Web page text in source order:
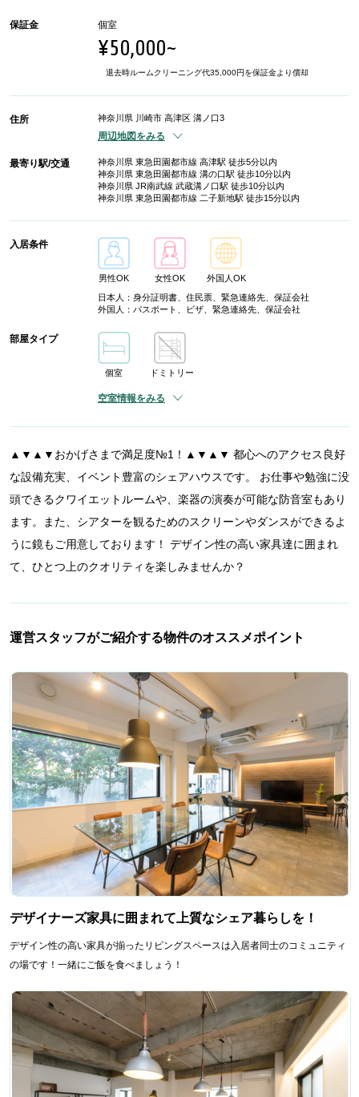
保証金 個室
¥50,000~
退去時ルームクリーニング代35,000円を保証金より償却
住所 神奈川県 川崎市 高津区 溝ノ口3
周辺地図をみる
最寄り駅/交通
神奈川県 東急田園都市線 高津駅 徒歩5分以内
神奈川県 東急田園都市線 溝の口駅 徒歩10分以内
神奈川県 JR南武線 武蔵溝ノ口駅 徒歩10分以内
神奈川県 東急田園都市線 二子新地駅 徒歩15分以内
入居条件
男性OK 女性OK
外国人OK
日本人：身分証明書、住民票、緊急連絡先、保証会社
外国人：パスポート、ビザ、緊急連絡先、保証会社
部屋タイプ
個室 ドミトリー
空室情報をみる
▲▼▲▼おかげさまで満足度№1！▲▼▲▼ 都心へのアクセス良好
な設備充実、イベント豊富のシェアハウスです。 お仕事や勉強に没
頭できるクワイエットルームや、楽器の演奏が可能な防音室もあり
ます。また、シアターを観るためのスクリーンやダンスができるよ
うに鏡もご用意しております！ デザイン性の高い家具達に囲まれ
て、ひとつ上のクオリティを楽しみませんか？
運営スタッフがご紹介する物件のオススメポイント
デザイナーズ家具に囲まれて上質なシェア暮らしを！
デザイン性の高い家具が揃ったリビングスペースは入居者同士のコミュニティ
の場です！一緒にご飯を食べましょう！